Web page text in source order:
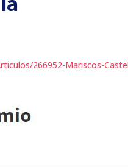
266952-Mariscos-